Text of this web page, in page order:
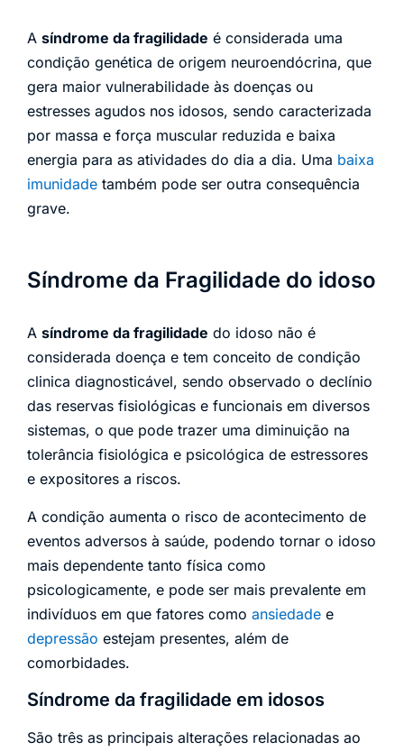
A síndrome da fragilidade é considerada uma
condição genética de origem neuroendócrina, que
gera maior vulnerabilidade às doenças ou
estresses agudos nos idosos, sendo caracterizada
por massa e força muscular reduzida e baixa
energia para as atividades do dia a dia. Uma baixa
imunidade também pode ser outra consequência
grave.
Síndrome da Fragilidade do idoso
A síndrome da fragilidade do idoso não é
considerada doença e tem conceito de condição
clinica diagnosticável, sendo observado o declínio
das reservas fisiológicas e funcionais em diversos
sistemas, o que pode trazer uma diminuição na
tolerância fisiológica e psicológica de estressores
e expositores a riscos.
A condição aumenta o risco de acontecimento de
eventos adversos à saúde, podendo tornar o idoso
mais dependente tanto física como
psicologicamente, e pode ser mais prevalente em
indivíduos em que fatores como ansiedade e
depressão estejam presentes, além de
comorbidades.
Síndrome da fragilidade em idosos
São três as principais alterações relacionadas ao